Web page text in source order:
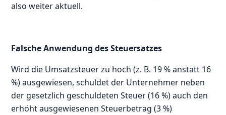
also weiter aktuell.
Falsche Anwendung des Steuersatzes
Wird die Umsatzsteuer zu hoch (z. B. 19 % anstatt 16
%) ausgewiesen, schuldet der Unternehmer neben
der gesetzlich geschuldeten Steuer (16 %) auch den
erhöht ausgewiesenen Steuerbetrag (3 %)